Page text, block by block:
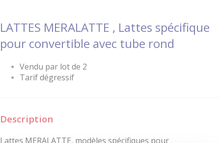
LATTES MERALATTE , Lattes spécifique
pour convertible avec tube rond
Vendu par lot de 2
Tarif dégressif
Description
Lattes MERALATTE, modèles spécifiques pour